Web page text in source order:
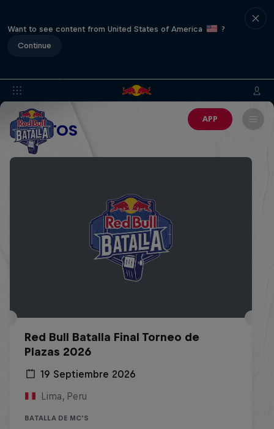
Want to see content from United States of America
?
Continue
APP
EVENTOS
Red Bull Batalla Final Torneo de
Plazas 2026
19 Septiembre 2026
Lima, Peru
BATALLA DE MC'S